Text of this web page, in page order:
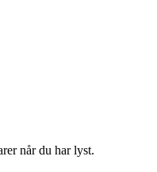
når du har lyst.